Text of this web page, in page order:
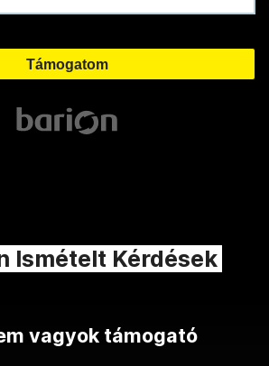
Ismételt Kérdések
vagyok támogató